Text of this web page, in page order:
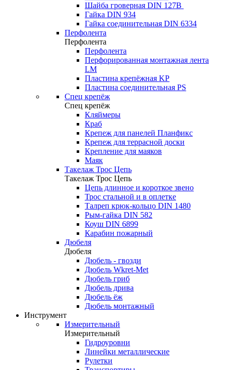
Шайба гроверная DIN 127B
Гайка DIN 934
Гайка соединительная DIN 6334
Перфолента
Перфолента
Перфолента
Перфорированная монтажная лента
LM
Пластина крепёжная KP
Пластина соединительная PS
Спец крепёж
Спец крепёж
Кляймеры
Краб
Крепеж для панелей Планфикс
Крепеж для террасной доски
Крепление для маяков
Маяк
Такелаж Трос Цепь
Такелаж Трос Цепь
Цепь длинное и короткое звено
Трос стальной и в оплетке
Талреп крюк-кольцо DIN 1480
Рым-гайка DIN 582
Коуш DIN 6899
Карабин пожарный
Дюбеля
Дюбеля
Дюбель - гвозди
Дюбель Wkret-Met
Дюбель гриб
Дюбель дрива
Дюбель ёж
Дюбель монтажный
Инструмент
Измерительный
Измерительный
Гидроуровни
Линейки металлические
Рулетки